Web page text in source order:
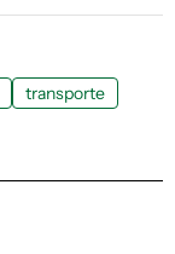
transporte